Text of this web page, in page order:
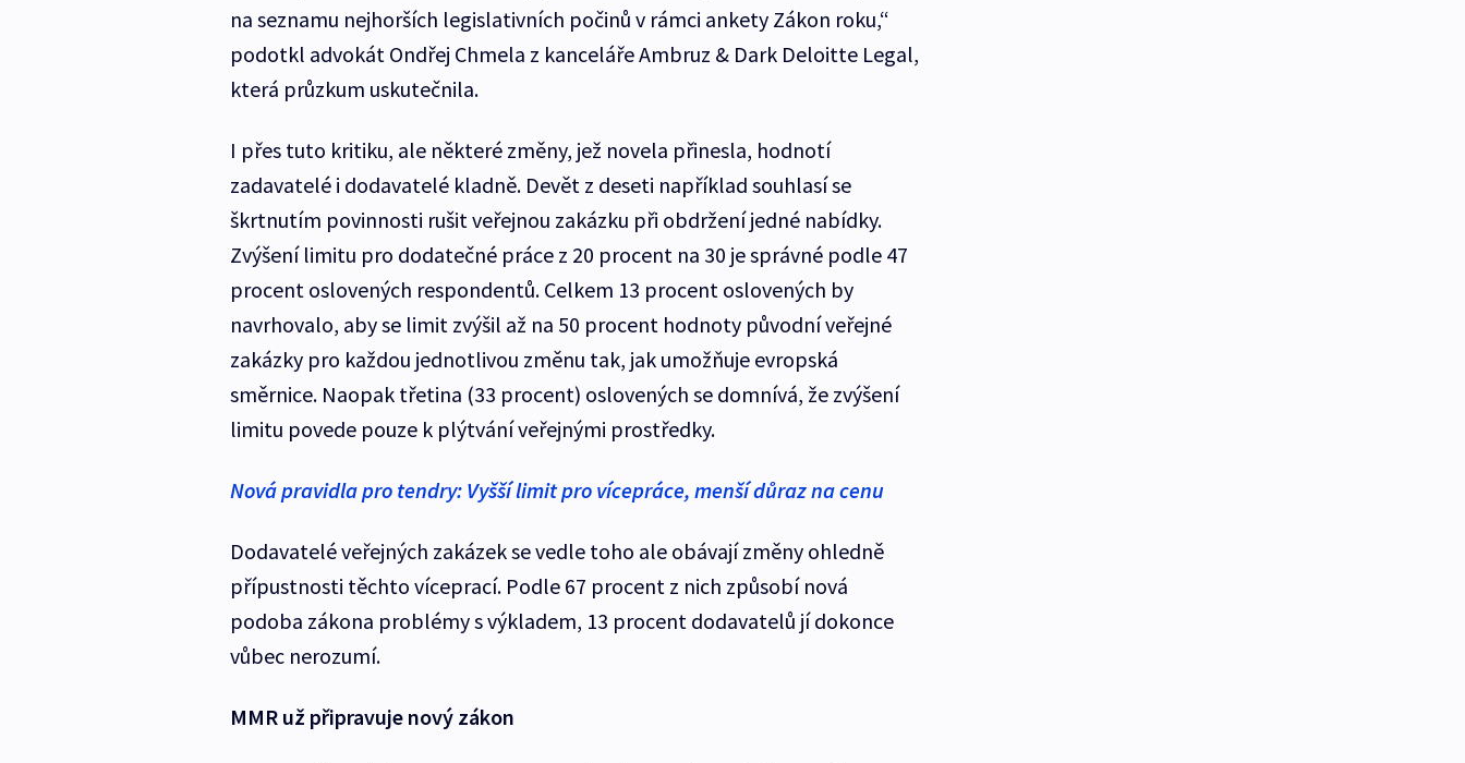
na seznamu nejhorších legislativních počinů v rámci ankety Zákon roku,“
podotkl advokát Ondřej Chmela z kanceláře Ambruz & Dark Deloitte Legal,
která průzkum uskutečnila.
I přes tuto kritiku, ale některé změny, jež novela přinesla, hodnotí
zadavatelé i dodavatelé kladně. Devět z deseti například souhlasí se
škrtnutím povinnosti rušit veřejnou zakázku při obdržení jedné nabídky.
Zvýšení limitu pro dodatečné práce z 20 procent na 30 je správné podle 47
procent oslovených respondentů. Celkem 13 procent oslovených by
navrhovalo, aby se limit zvýšil až na 50 procent hodnoty původní veřejné
zakázky pro každou jednotlivou změnu tak, jak umožňuje evropská
směrnice. Naopak třetina (33 procent) oslovených se domnívá, že zvýšení
limitu povede pouze k plýtvání veřejnými prostředky.
Nová pravidla pro tendry: Vyšší limit pro vícepráce, menší důraz na cenu
Dodavatelé veřejných zakázek se vedle toho ale obávají změny ohledně
přípustnosti těchto víceprací. Podle 67 procent z nich způsobí nová
podoba zákona problémy s výkladem, 13 procent dodavatelů jí dokonce
vůbec nerozumí.
MMR už připravuje nový zákon